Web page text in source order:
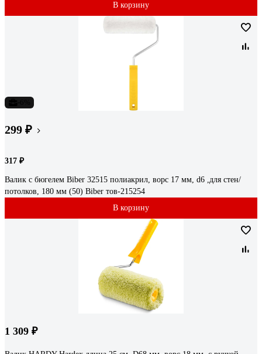
В корзину
299 ₽
317 ₽
Валик с бюгелем Biber 32515 полиакрил, ворс 17 мм, d6 ,для стен/
потолков, 180 мм (50) Biber тов-215254
В корзину
1 309 ₽